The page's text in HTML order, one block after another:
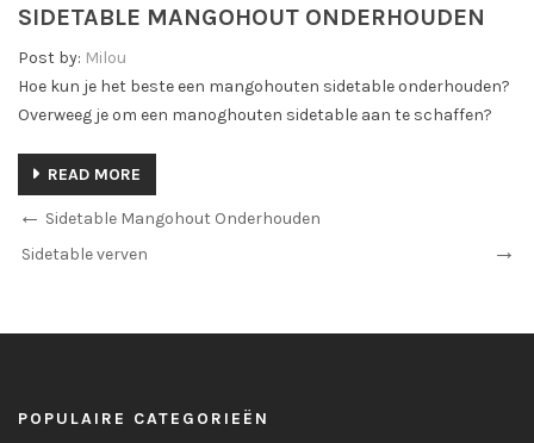
SIDETABLE MANGOHOUT ONDERHOUDEN
Post by: Milou
Hoe kun je het beste een mangohouten sidetable onderhouden?
Overweeg je om een manoghouten sidetable aan te schaffen?
READ MORE
Sidetable Mangohout Onderhouden
Sidetable verven
POPULAIRE CATEGORIEËN